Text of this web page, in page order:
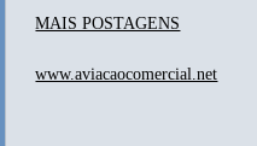
MAIS POSTAGENS
www.aviacaocomercial.net